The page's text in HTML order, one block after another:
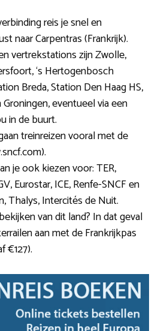
reis je snel en
naar Carpentras (Frankrijk).
vertrekstations zijn Zwolle,
‘s Hertogenbosch
Breda, Station Den Haag HS,
eventueel via een
in de buurt.
treinreizen vooral met de
je ook kiezen voor: TER,
Eurostar, ICE, Renfe-SNCF en
Thalys, Intercités de Nuit.
van dit land? In dat geval
aan met de Frankrijkpas
€127).